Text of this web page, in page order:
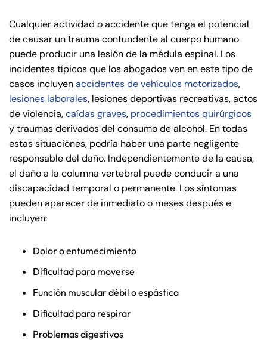
Cualquier actividad o accidente que tenga el potencial
de causar un trauma contundente al cuerpo humano
puede producir una lesión de la médula espinal. Los
incidentes típicos que los abogados ven en este tipo de
casos incluyenaccidentes de vehículos motorizados,
lesiones laborales, lesiones deportivas recreativas, actos
de violencia,caídas graves, procedimientos quirúrgicos
y traumas derivados del consumo de alcohol. En todas
estas situaciones, podría haber una parte negligente
responsable del daño. Independientemente de la causa,
el daño a la columna vertebral puede conducir a una
discapacidad temporal o permanente. Los síntomas
pueden aparecer de inmediato o meses después e
incluyen:
Dolor o entumecimiento
Dificultad para moverse
Función muscular débil o espástica
Dificultad para respirar
Problemas digestivos